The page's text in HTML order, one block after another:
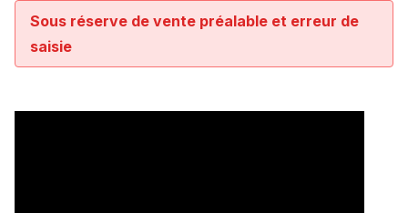
Sous réserve de vente préalable et erreur de
saisie